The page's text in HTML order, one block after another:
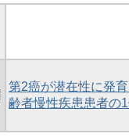
第2癌が潜在性に発
齢者慢性疾患患者の